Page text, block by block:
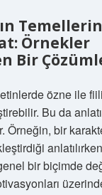
Örnekler
Bir
özne ile
Bu da
Örneğin, bir
bir biçimde